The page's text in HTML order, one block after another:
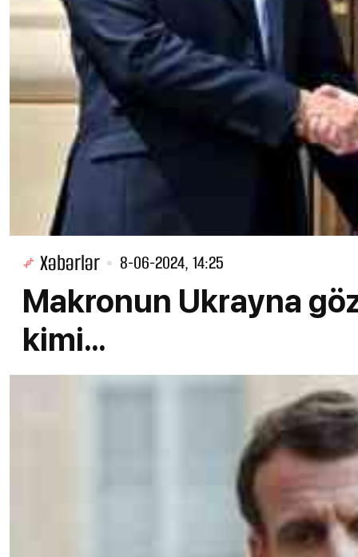
Xəbərlər 8-06-2024, 14:25
Makronun Ukrayna
kimi...